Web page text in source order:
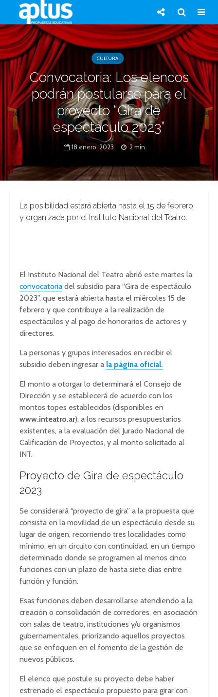
CULTURA
Convocatoria: Los elencos
podrán postularse para el
proyecto “Gira de
espectáculo 2023”
18 enero, 2023 2 min.
La posibilidad estará abierta hasta el 15 de febrero
y organizada por el Instituto Nacional del Teatro.
El Instituto Nacional del Teatro abrió este martes la
convocatoria del subsidio para “Gira de espectáculo
2023”, que estará abierta hasta el miércoles 15 de
febrero y que contribuye a la realización de
espectáculos y al pago de honorarios de actores y
directores.
La personas y grupos interesados en recibir el
subsidio deben ingresar a la página oficial.
El monto a otorgar lo determinará el Consejo de
Dirección y se establecerá de acuerdo con los
montos topes establecidos (disponibles en
www.inteatro.ar), a los recursos presupuestarios
existentes, a la evaluación del Jurado Nacional de
Calificación de Proyectos, y al monto solicitado al
INT.
Proyecto de Gira de espectáculo
2023
Se considerará “proyecto de gira” a la propuesta que
consista en la movilidad de un espectáculo desde su
lugar de origen, recorriendo tres localidades como
mínimo, en un circuito con continuidad, en un tiempo
determinado donde se programen al menos cinco
funciones con un plazo de hasta siete días entre
función y función.
Esas funciones deben desarrollarse atendiendo a la
creación o consolidación de corredores, en asociación
con salas de teatro, instituciones y/u organismos
gubernamentales, priorizando aquellos proyectos
que se enfoquen en el fomento de la gestión de
nuevos públicos.
El elenco que postule su proyecto debe haber
estrenado el espectáculo propuesto para girar con